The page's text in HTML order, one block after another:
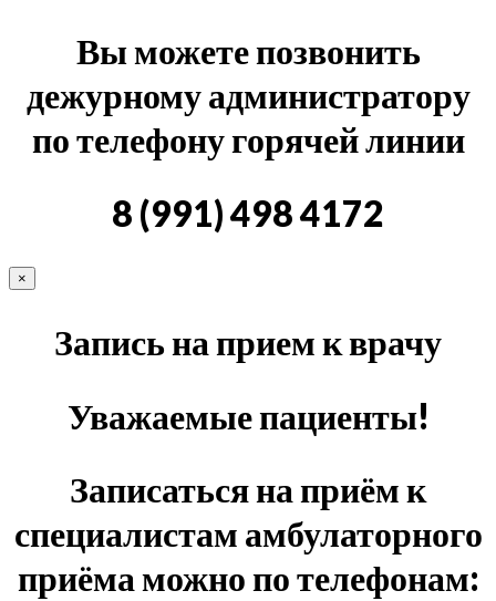
Вы можете позвонить
дежурному администратору
по телефону горячей линии
8 (991) 498 4172
×
Запись на прием к врачу
Уважаемые пациенты!
Записаться на приём к
специалистам амбулаторного
приёма можно по телефонам: